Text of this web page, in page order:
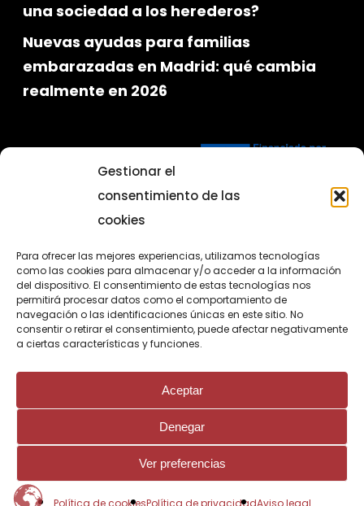
Gestionar el
consentimiento de las
cookies
Para ofrecer las mejores experiencias, utilizamos tecnologías
como las cookies para almacenar y/o acceder a la información
del dispositivo. El consentimiento de estas tecnologías nos
permitirá procesar datos como el comportamiento de
navegación o las identificaciones únicas en este sitio. No
consentir o retirar el consentimiento, puede afectar negativamente
a ciertas características y funciones.
Aceptar
Denegar
Ver preferencias
Política de cookiesPolítica de privacidadAviso legal
una sociedad a los herederos?
Nuevas ayudas para familias
embarazadas en Madrid: qué cambia
realmente en 2026
Programa para el fomento de la
contratación en el ámbito de la
Comunidad de Madrid
alternancia para personas jóvenes
Cofinanciado por la Unión Europea